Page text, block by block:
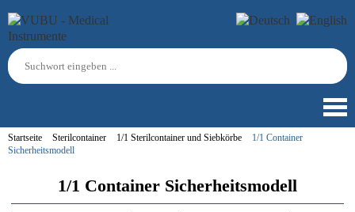
Startseite Sterilcontainer 1/1 Sterilcontainer und Siebkörbe
1/1 Container
Sicherheitsmodell
1/1 Container Sicherheitsmodell